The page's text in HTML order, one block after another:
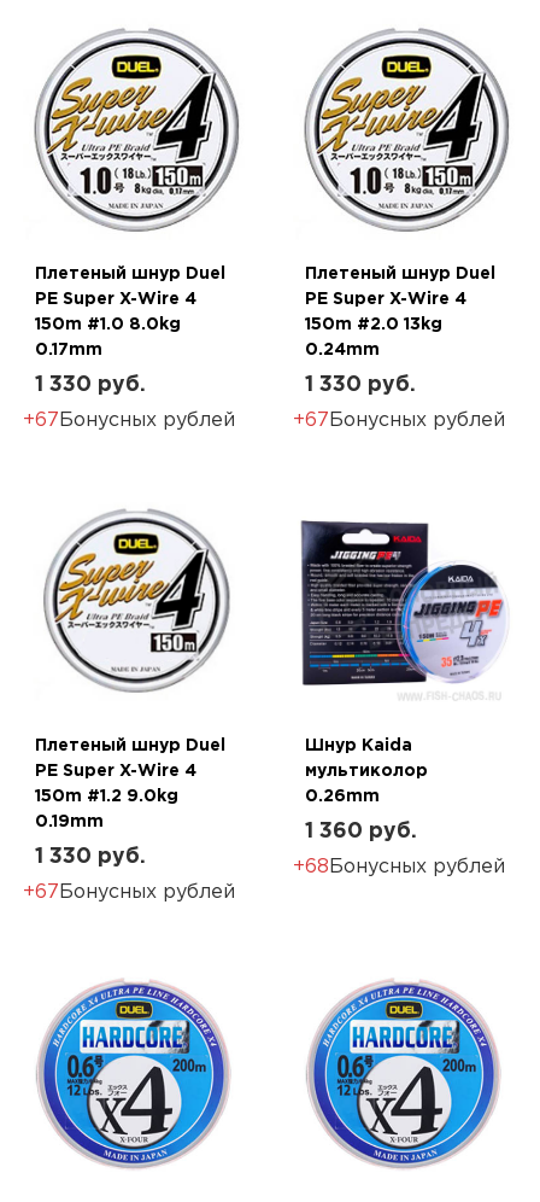
Плетеный шнур Duel
PE Super X-Wire 4
150m #1.0 8.0kg
0.17mm
1 330 руб.
+67 Бонусных рублей
Плетеный шнур Duel
PE Super X-Wire 4
150m #2.0 13kg
0.24mm
1 330 руб.
+67 Бонусных рублей
Плетеный шнур Duel
PE Super X-Wire 4
150m #1.2 9.0kg
0.19mm
1 330 руб.
+67 Бонусных рублей
Шнур Kaida
мультиколор
0.26mm
1 360 руб.
+68 Бонусных рублей